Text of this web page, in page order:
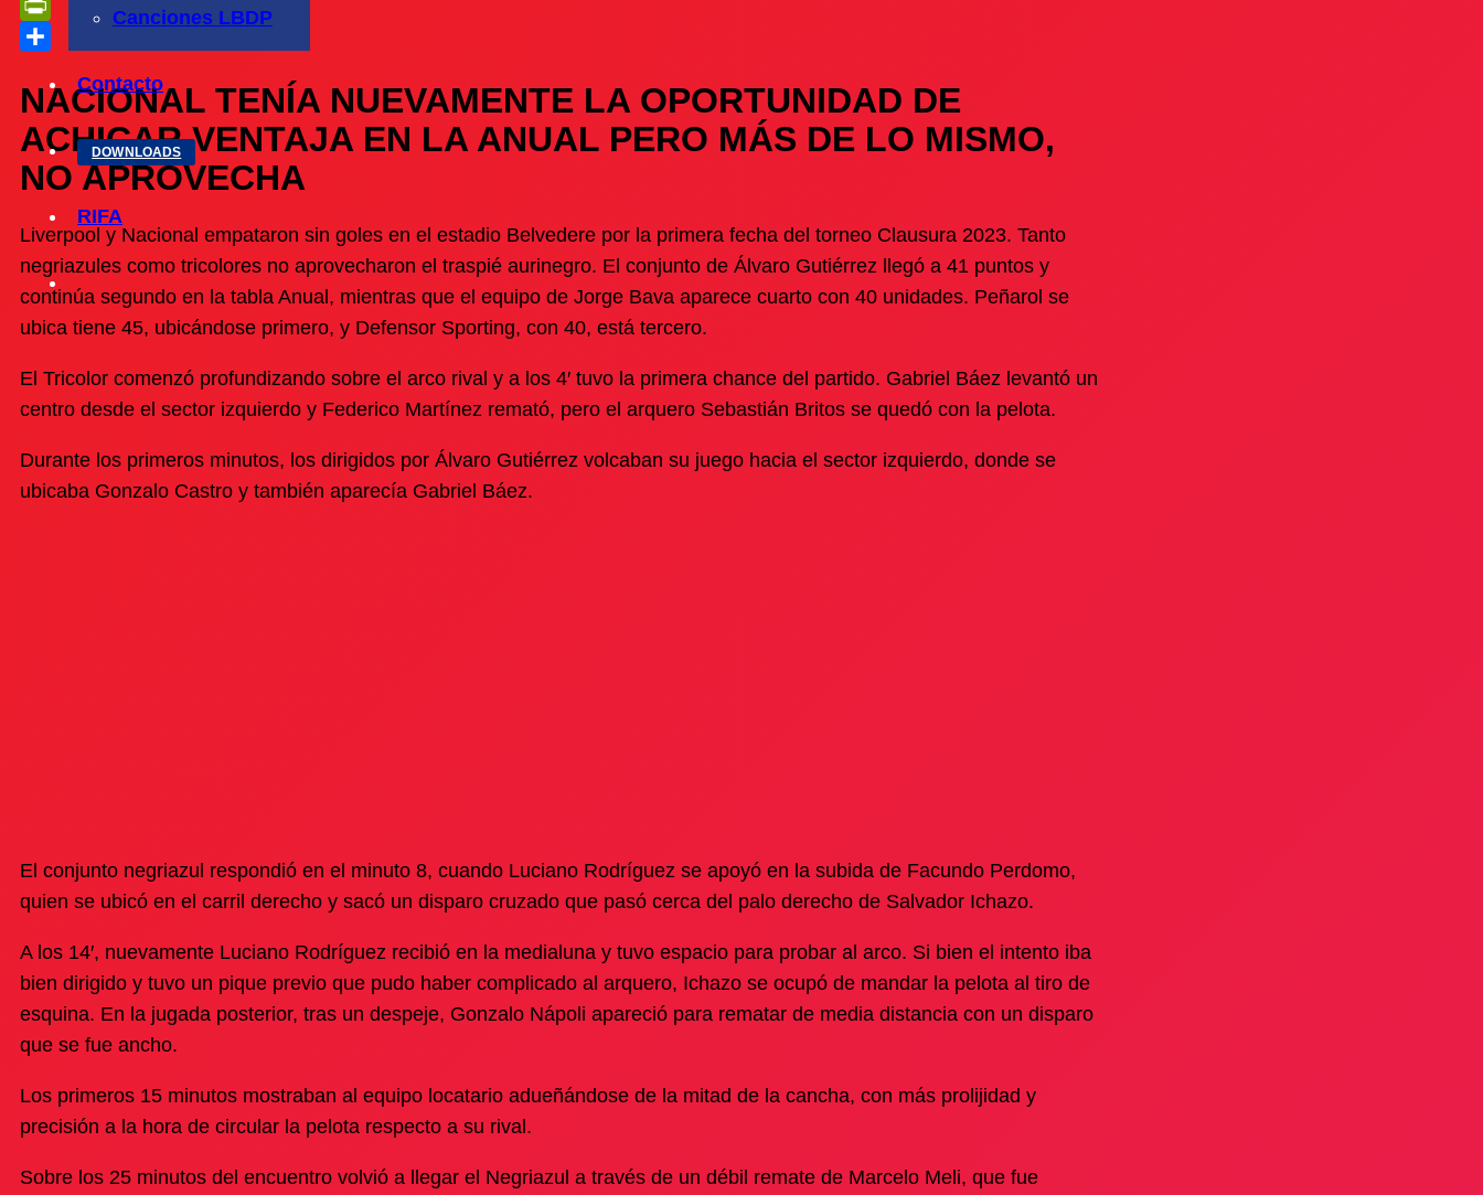
Canciones LBDP
Contacto
DOWNLOADS
RIFA
Telegram
PrintFriendly
NACIONAL TENÍA NUEVAMENTE LA OPORTUNIDAD DE
ACHICAR VENTAJA EN LA ANUAL PERO MÁS DE LO MISMO,
NO APROVECHA
Liverpool y Nacional empataron sin goles en el estadio Belvedere por la primera fecha del torneo Clausura 2023. Tanto
negriazules como tricolores no aprovecharon el traspié aurinegro. El conjunto de Álvaro Gutiérrez llegó a 41 puntos y
continúa segundo en la tabla Anual, mientras que el equipo de Jorge Bava aparece cuarto con 40 unidades. Peñarol se
ubica tiene 45, ubicándose primero, y Defensor Sporting, con 40, está tercero.
El Tricolor comenzó profundizando sobre el arco rival y a los 4′ tuvo la primera chance del partido. Gabriel Báez levantó un
centro desde el sector izquierdo y Federico Martínez remató, pero el arquero Sebastián Britos se quedó con la pelota.
Durante los primeros minutos, los dirigidos por Álvaro Gutiérrez volcaban su juego hacia el sector izquierdo, donde se
ubicaba Gonzalo Castro y también aparecía Gabriel Báez.
El conjunto negriazul respondió en el minuto 8, cuando Luciano Rodríguez se apoyó en la subida de Facundo Perdomo,
quien se ubicó en el carril derecho y sacó un disparo cruzado que pasó cerca del palo derecho de Salvador Ichazo.
A los 14′, nuevamente Luciano Rodríguez recibió en la medialuna y tuvo espacio para probar al arco. Si bien el intento iba
bien dirigido y tuvo un pique previo que pudo haber complicado al arquero, Ichazo se ocupó de mandar la pelota al tiro de
esquina. En la jugada posterior, tras un despeje, Gonzalo Nápoli apareció para rematar de media distancia con un disparo
que se fue ancho.
Los primeros 15 minutos mostraban al equipo locatario adueñándose de la mitad de la cancha, con más prolijidad y
precisión a la hora de circular la pelota respecto a su rival.
Sobre los 25 minutos del encuentro volvió a llegar el Negriazul a través de un débil remate de Marcelo Meli, que fue